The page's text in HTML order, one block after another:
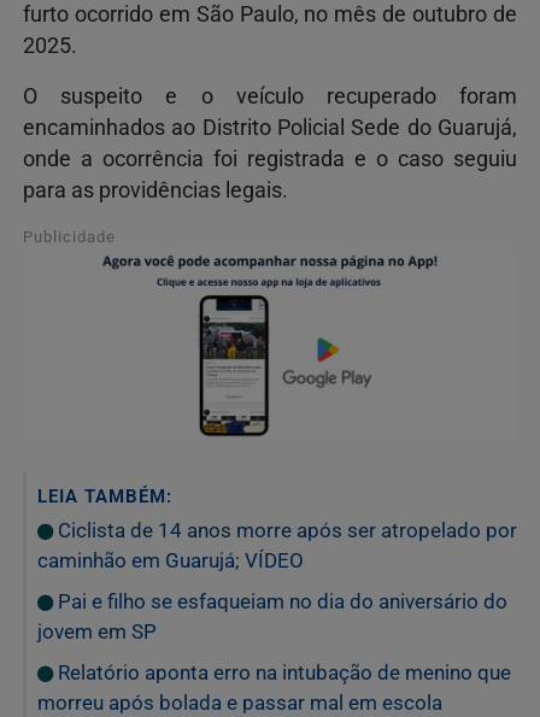
furto ocorrido em São Paulo, no mês de outubro de
2025.
O suspeito e o veículo recuperado foram
encaminhados ao Distrito Policial Sede do Guarujá,
onde a ocorrência foi registrada e o caso seguiu
para as providências legais.
Publicidade
LEIA TAMBÉM:
Ciclista de 14 anos morre após ser atropelado por
caminhão em Guarujá; VÍDEO
Pai e filho se esfaqueiam no dia do aniversário do
jovem em SP
Relatório aponta erro na intubação de menino que
morreu após bolada e passar mal em escola